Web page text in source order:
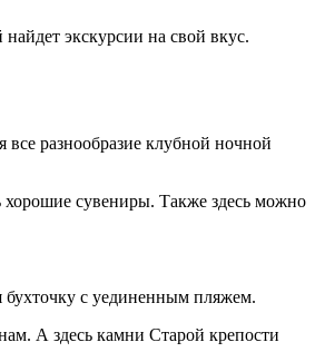
экскурсии на свой вкус.
разнообразие клубной ночной
хорошие сувениры. Также здесь можно
бухточку с уединенным пляжем.
А здесь камни Старой крепости